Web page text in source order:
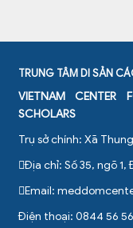
TRUNG TÂM DI SẢN
VIETNAM CENTER
SCHOLARS
Trụ sở chính: Xã
Địa chỉ: Số 35, ngõ
Email:
Điện thoại: 0844 56